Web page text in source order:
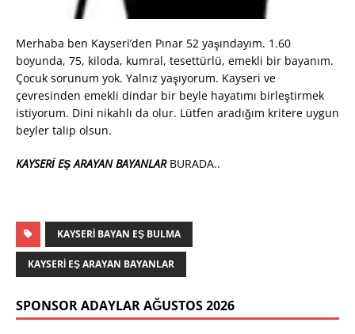
Merhaba ben Kayseri’den Pınar 52 yaşındayım. 1.60
boyunda, 75, kiloda, kumral, tesettürlü, emekli bir bayanım.
Çocuk sorunum yok. Yalnız yaşıyorum. Kayseri ve
çevresinden emekli dindar bir beyle hayatımı birleştirmek
istiyorum. Dini nikahlı da olur. Lütfen aradığım kritere uygun
beyler talip olsun.
KAYSERİ EŞ ARAYAN BAYANLARBURADA..
KAYSERİ BAYAN EŞ BULMA
KAYSERİ EŞ ARAYAN BAYANLAR
SPONSOR ADAYLAR AĞUSTOS 2026